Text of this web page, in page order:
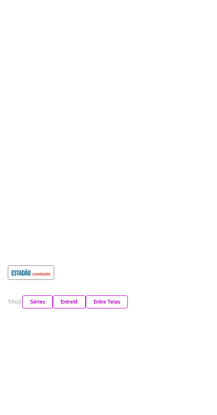
TAGS Séries Entretê Entre Telas